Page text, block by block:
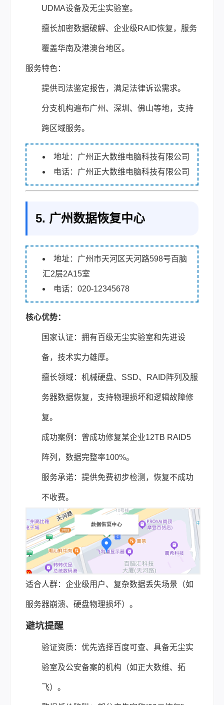
UDMA设备及无尘实验室。
擅长加密数据破解、企业级RAID恢复，服务
覆盖华南及港澳台地区。
服务特色：
提供司法鉴定报告，满足法律诉讼需求。
分支机构遍布广州、深圳、佛山等地，支持
跨区域服务。
地址：广州正大数维电脑科技有限公司
电话：广州正大数维电脑科技有限公司
5. 广州数据恢复中心
地址：广州市天河区天河路598号百脑
汇2层2A15室
电话：020-12345678
核心优势：
国家认证：拥有百级无尘实验室和先进设
备，技术实力雄厚。
擅长领域：机械硬盘、SSD、RAID阵列及服
务器数据恢复，支持物理损坏和逻辑故障修
复。
成功案例：曾成功修复某企业12TB RAID5
阵列，数据完整率100%。
服务承诺：提供免费初步检测，恢复不成功
不收费。
适合人群：企业级用户、复杂数据丢失场景（如
服务器崩溃、硬盘物理损坏）。
避坑提醒
验证资质：优先选择百度可查、具备无尘实
验室及公安备案的机构（如正大数维、拓
飞）。